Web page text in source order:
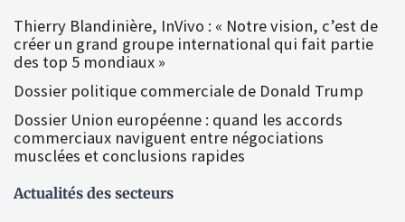
Thierry Blandinière, InVivo : « Notre vision, c’est de
créer un grand groupe international qui fait partie
des top 5 mondiaux »
Dossier politique commerciale de Donald Trump
Dossier Union européenne : quand les accords
commerciaux naviguent entre négociations
musclées et conclusions rapides
Actualités des secteurs